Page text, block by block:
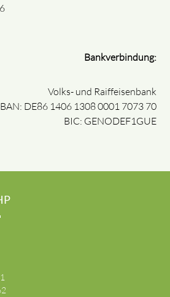
Bankverbindung:
Volks- und Raiffeisenbank
DE86 1406 1308 0001 7073 70
BIC: GENODEF1GUE